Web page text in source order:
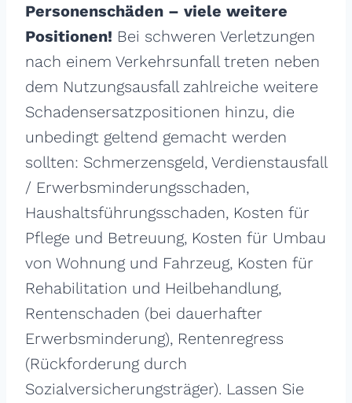
Personenschäden – viele weitere
Positionen! Bei schweren Verletzungen
nach einem Verkehrsunfall treten neben
dem Nutzungsausfall zahlreiche weitere
Schadensersatzpositionen hinzu, die
unbedingt geltend gemacht werden
sollten: Schmerzensgeld, Verdienstausfall
/ Erwerbsminderungsschaden,
Haushaltsführungsschaden, Kosten für
Pflege und Betreuung, Kosten für Umbau
von Wohnung und Fahrzeug, Kosten für
Rehabilitation und Heilbehandlung,
Rentenschaden (bei dauerhafter
Erwerbsminderung), Rentenregress
(Rückforderung durch
Sozialversicherungsträger). Lassen Sie